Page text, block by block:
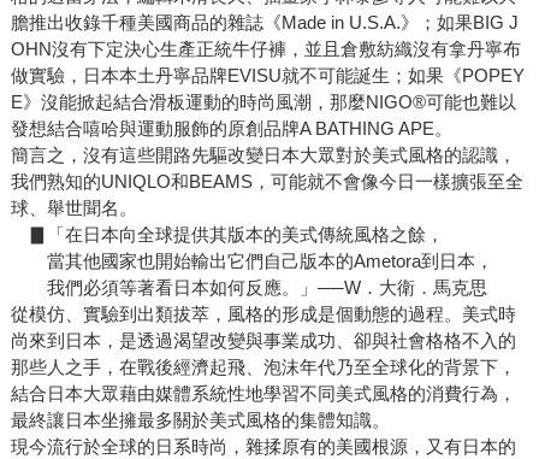
膽推出收錄千種美國商品的雜誌《Made in U.S.A.》；如果BIG J
OHN沒有下定決心生產正統牛仔褲，並且倉敷紡織沒有拿丹寧布
做實驗，日本本土丹寧品牌EVISU就不可能誕生；如果《POPEY
E》沒能掀起結合滑板運動的時尚風潮，那麼NIGO®可能也難以
發想結合嘻哈與運動服飾的原創品牌A BATHING APE。
簡言之，沒有這些開路先驅改變日本大眾對於美式風格的認識，
我們熟知的UNIQLO和BEAMS，可能就不會像今日一樣擴張至全
球、舉世聞名。
▊「在日本向全球提供其版本的美式傳統風格之餘，
當其他國家也開始輸出它們自己版本的Ametora到日本，
我們必須等著看日本如何反應。」──W．大衛．馬克思
從模仿、實驗到出類拔萃，風格的形成是個動態的過程。美式時
尚來到日本，是透過渴望改變與事業成功、卻與社會格格不入的
那些人之手，在戰後經濟起飛、泡沫年代乃至全球化的背景下，
結合日本大眾藉由媒體系統性地學習不同美式風格的消費行為，
最終讓日本坐擁最多關於美式風格的集體知識。
現今流行於全球的日系時尚，雜揉原有的美國根源，又有日本的